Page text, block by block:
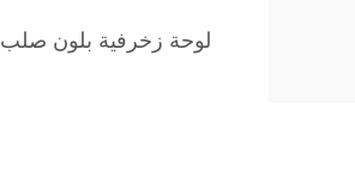
لوحة زخرفية بلون صلب